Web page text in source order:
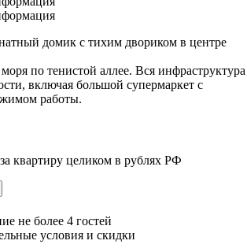
домик с тихим двориком в центре
по тенистой аллее. Вся инфраструктура
включая большой супермаркет с
работы.
квартиру целиком в рублях РФ
не более 4 гостей
условия и скидки